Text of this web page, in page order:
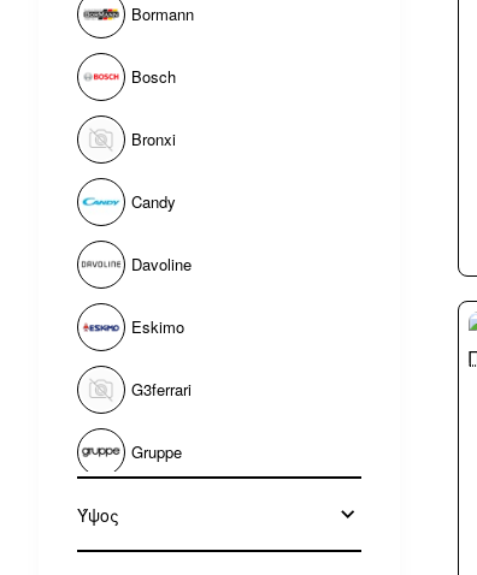
Bormann
Bosch
Bronxi
Candy
Davoline
Eskimo
G3ferrari
Gruppe
Ύψος